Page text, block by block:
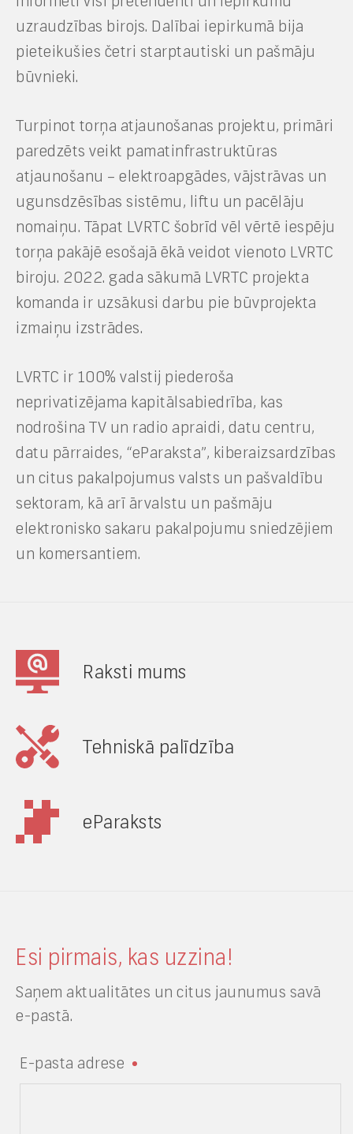
uzraudzības birojs. Dalībai iepirkumā bija
pieteikušies četri starptautiski un pašmāju
būvnieki.
Turpinot torņa atjaunošanas projektu, primāri
paredzēts veikt pamatinfrastruktūras
atjaunošanu – elektroapgādes, vājstrāvas un
ugunsdzēsības sistēmu, liftu un pacēlāju
nomaiņu. Tāpat LVRTC šobrīd vēl vērtē iespēju
torņa pakājē esošajā ēkā veidot vienoto LVRTC
biroju. 2022. gada sākumā LVRTC projekta
komanda ir uzsākusi darbu pie būvprojekta
izmaiņu izstrādes.
LVRTC ir 100% valstij piederoša
neprivatizējama kapitālsabiedrība, kas
nodrošina TV un radio apraidi, datu centru,
datu pārraides, “eParaksta”, kiberaizsardzības
un citus pakalpojumus valsts un pašvaldību
sektoram, kā arī ārvalstu un pašmāju
elektronisko sakaru pakalpojumu sniedzējiem
un komersantiem.
Raksti mums
Tehniskā palīdzība
eParaksts
Esi pirmais, kas uzzina!
Saņem aktualitātes un citus jaunumus savā
e-pastā.
E-pasta adrese